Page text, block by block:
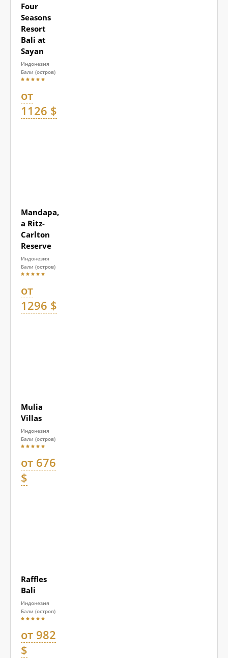
Four
Seasons
Resort
Bali at
Sayan
Индонезия
Бали (остров)
от
1126 $
Mandapa,
a Ritz-
Carlton
Reserve
Индонезия
Бали (остров)
от
1296 $
Mulia
Villas
Индонезия
Бали (остров)
от 676
$
Raffles
Bali
Индонезия
Бали (остров)
от 982
$